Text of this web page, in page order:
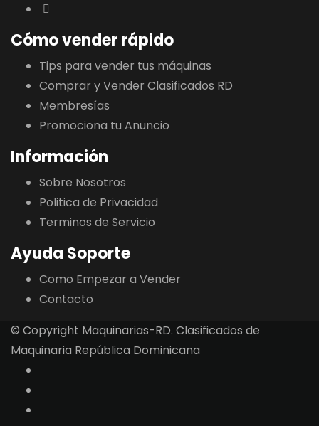
Cómo vender rápido
Tips para vender tus máquinas
Comprar y Vender Clasificados RD
Membresías
Promociona tu Anuncio
Información
Sobre Nosotros
Politica de Privacidad
Terminos de Servicio
Ayuda Soporte
Como Empezar a Vender
Contacto
© Copyright Maquinarias-RD. Clasificados de
Maquinaria República Dominicana